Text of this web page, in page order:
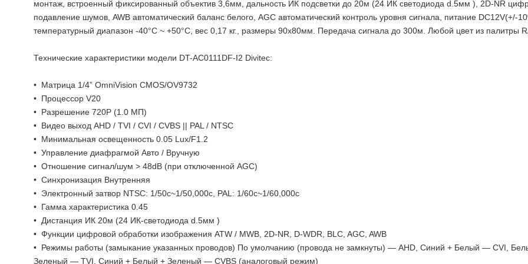
монтаж, встроенный фиксированный объектив 3,6мм, дальность ИК подсветки до 20м (24 ИК светодиода d.5мм ), 2D-NR
подавление шумов, AWB автоматический баланс белого, AGC автоматический контроль уровня сигнала, питание DC12V(+/-
температурный диапазон -40°C ~ +50°C, вес 0,17 кг., размеры 90х80мм. Передача сигнала до 300м. Любой цвет из палитры
Технические характеристики модели DT-AC0111DF-I2 Divitec:
• Матрица 1/4” OmniVision CMOS/OV9732
• Процессор V20
• Разрешение 720P (1.0 МП)
• Видео выход AHD / TVI / CVI / CVBS || PAL / NTSC
• Минимальная освещенность 0.05 Lux/F1.2
• Управление диафрагмой Авто / Вручную
• Отношение сигнал/шум > 48dB (при отключенной AGC)
• Синхронизация Внутренняя
• Электронный затвор NTSC: 1/50с~1/50,000с, PAL: 1/60с~1/60,000с
• Гамма характеристика 0.45
• Дистанция ИК 20м (24 ИК-светодиода d.5мм )
• Функции цифровой обработки изображения ATW / MWB, 2D-NR, D-WDR, BLC, AGC, AWB
• Режимы работы (замыкание указанных проводов) По умолчанию (провода не замкнуты) — AHD, Синий + Белый — CVI,
Зеленый — TVI, Синий + Белый + Зеленый — CVBS (аналоговый режим)